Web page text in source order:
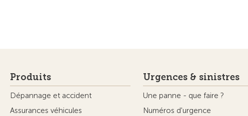
Produits
Dépannage et accident
Assurances véhicules
Urgences & sinistres
Une panne - que faire ?
Numéros d'urgence